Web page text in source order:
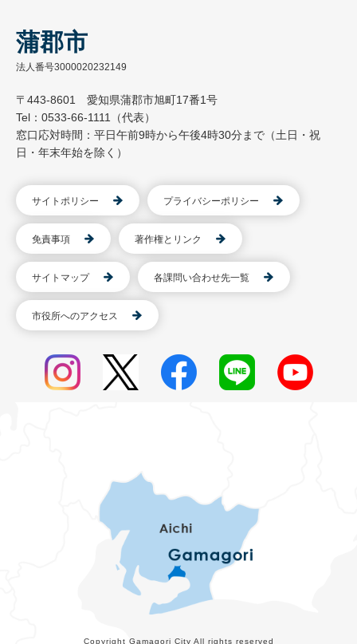
蒲郡市
法人番号3000020232149
〒443-8601 愛知県蒲郡市旭町17番1号
Tel：0533-66-1111（代表）
窓口応対時間：平日午前9時から午後4時30分まで（土日・祝
日・年末年始を除く）
サイトポリシー プライバシーポリシー
免責事項 著作権とリンク
サイトマップ 各課問い合わせ先一覧
市役所へのアクセス
Copyright Gamagori City All rights reserved